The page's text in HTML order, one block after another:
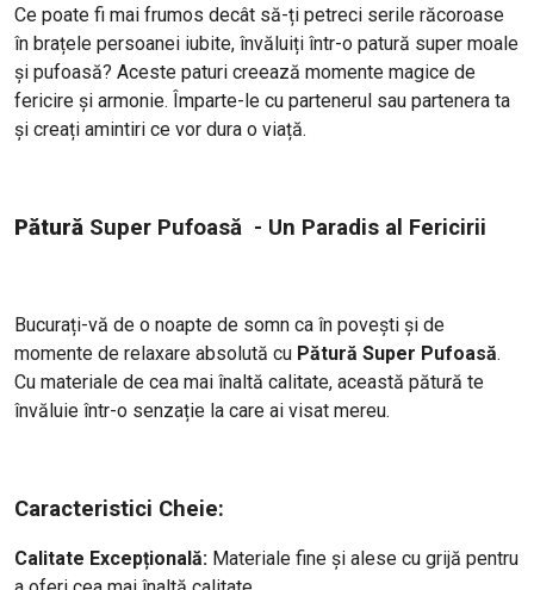
Ce poate fi mai frumos decât să-ți petreci serile răcoroase
în brațele persoanei iubite, învăluiți într-o patură super moale
și pufoasă? Aceste paturi creează momente magice de
fericire și armonie. Împarte-le cu partenerul sau partenera ta
și creați amintiri ce vor dura o viață.
Pătură Super Pufoasă - Un Paradis al Fericirii
Bucurați-vă de o noapte de somn ca în povești și de
momente de relaxare absolută cu Pătură Super Pufoasă.
Cu materiale de cea mai înaltă calitate, această pătură te
învăluie într-o senzație la care ai visat mereu.
Caracteristici Cheie:
Calitate Excepțională: Materiale fine și alese cu grijă pentru